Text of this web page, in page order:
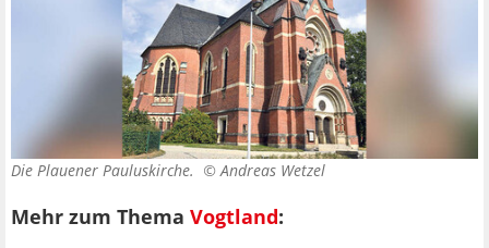
Die Plauener Pauluskirche. ©Andreas Wetzel
Mehr zum Thema Vogtland: